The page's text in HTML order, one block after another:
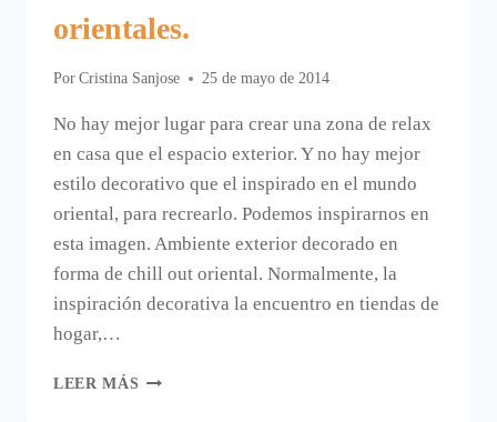
orientales.
Por Cristina Sanjose 25 de mayo de 2014
No hay mejor lugar para crear una zona de relax
en casa que el espacio exterior. Y no hay mejor
estilo decorativo que el inspirado en el mundo
oriental, para recrearlo. Podemos inspirarnos en
esta imagen. Ambiente exterior decorado en
forma de chill out oriental. Normalmente, la
inspiración decorativa la encuentro en tiendas de
hogar,…
LEER MÁS UN